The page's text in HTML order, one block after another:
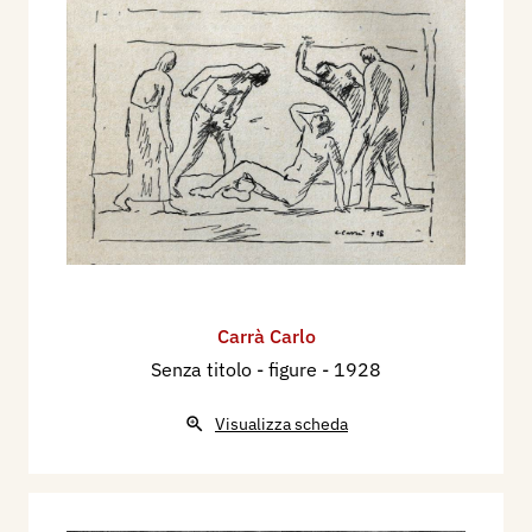
mare, La vacca, Le colonne, L'aia, I nuotatori.
Nel 1932 partecipa alla XVIII Esposizione
Internazionale d'Arte della Città di Venezia, con i
dipinti: Donna al mare, Pescatori, Donne di
pescatori, Marina di Carrara, Marina, Giovane
modello, Natura morta, Dopo il bagno, Capanni,
Natura morta, Venezia, Paesaggio.
Nel 1933 dall'11 marzo all'11 aprile, partecipa
Fascista Belle Arti di Lombardia al Palazzo della
Permanente di Milano con i dipinti: Laguna,
Nel 1934 partecipa alla XIX Esposizione
Carrà Carlo
Senza titolo - figure - 1928
Visualizza scheda